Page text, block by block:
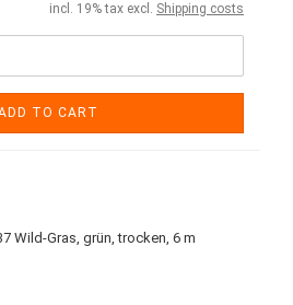
incl. 19% tax excl. Shipping costs
TO CART